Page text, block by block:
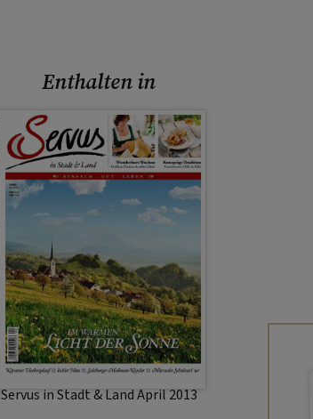
Enthalten in
Servus in Stadt & Land April 2013